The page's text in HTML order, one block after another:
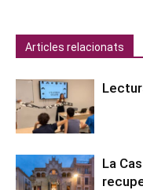
Articles relacionats
La